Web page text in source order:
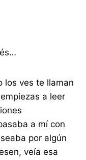
los ves te llaman
a leer
a mí con
por algún
veía esa